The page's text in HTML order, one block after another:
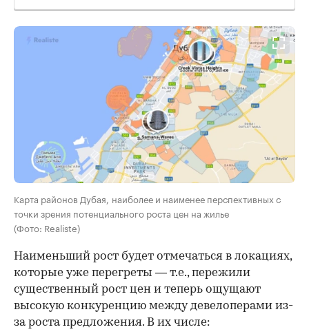
Карта районов Дубая, наиболее и наименее перспективных с
точки зрения потенциального роста цен на жилье
(Фото: Realiste)
Наименьший рост будет отмечаться в локациях,
которые уже перегреты — т.е., пережили
существенный рост цен и теперь ощущают
высокую конкуренцию между девелоперами из-
за роста предложения. В их числе: